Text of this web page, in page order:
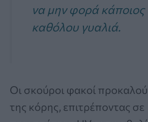
να μην φορά κάποιος
καθόλου γυαλιά.
Οι σκούροι φακοί
της κόρης, επιτρέποντας σε